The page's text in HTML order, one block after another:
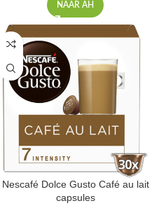
NAAR AH
Nescafé Dolce Gusto Café au lait
capsules